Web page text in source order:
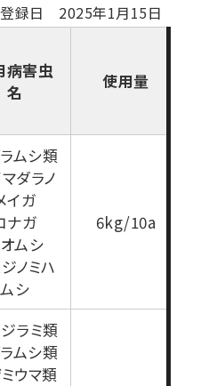
録日 2025年1月15日
病害虫
名
使用量
ムシ類
ダラノ
イガ
ナガ
ムシ
ノミハ
ムシ
6kg/10a
ラミ類
ムシ類
ウマ類